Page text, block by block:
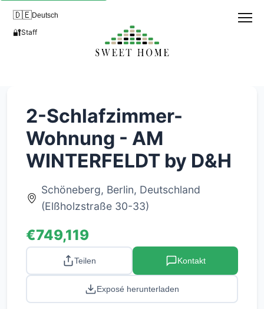
🇩🇪Deutsch
🔐Staff
2-Schlafzimmer-
Wohnung - AM
WINTERFELDT by D&H
Schöneberg, Berlin, Deutschland
(Elßholzstraße 30-33)
€749,119
Teilen Kontakt
Exposé herunterladen